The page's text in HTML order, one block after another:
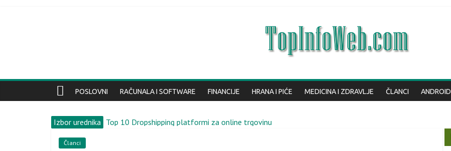
POSLOVNI RAČUNALA I SOFTWARE FINANCIJE HRANA I PIĆE MEDICINA I ZDRAVLJE ČLANCI ANDROID
Izbor urednika
Postao poznat datum desetog Webmastera
Članci